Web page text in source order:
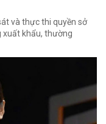
và thực thi quyền sở
xuất khẩu, thường